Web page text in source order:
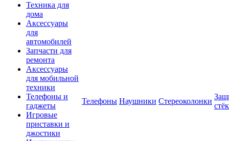
Техника для
дома
Аксессуары
для
автомобилей
Запчасти для
ремонта
Аксессуары
для мобильной
техники
Телефоны и
гаджеты
Игровые
приставки и
джостики
Телефоны Наушники Стереоколонки